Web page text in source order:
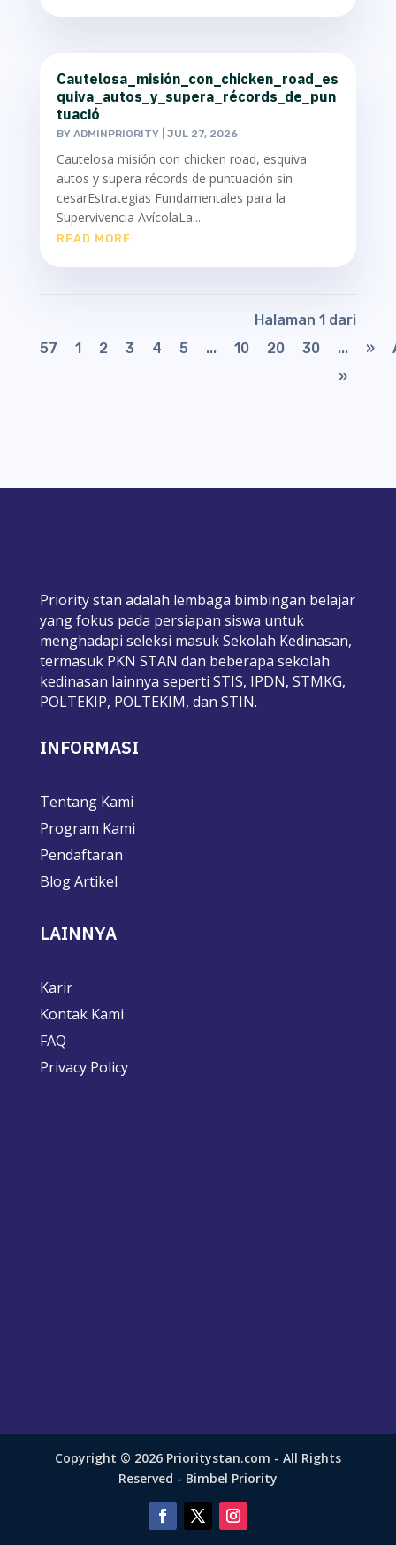
Cautelosa_misión_con_chicken_road_es
quiva_autos_y_supera_récords_de_pun
tuació
BY ADMINPRIORITY| JUL 27, 2026
Cautelosa misión con chicken road, esquiva
autos y supera récords de puntuación sin
cesarEstrategias Fundamentales para la
Supervivencia AvícolaLa...
READ MORE
Halaman 1 dari
57
1 2 3 4 5 ... 10 20 30 ... »
»
Priority stan adalah lembaga bimbingan belajar
yang fokus pada persiapan siswa untuk
menghadapi seleksi masuk Sekolah Kedinasan,
termasuk PKN STAN dan beberapa sekolah
kedinasan lainnya seperti STIS, IPDN, STMKG,
POLTEKIP, POLTEKIM, dan STIN.
INFORMASI
Tentang Kami
Program Kami
Pendaftaran
Blog Artikel
LAINNYA
Karir
Kontak Kami
FAQ
Privacy Policy
Copyright © 2026 Prioritystan.com - All Rights
Reserved - Bimbel Priority